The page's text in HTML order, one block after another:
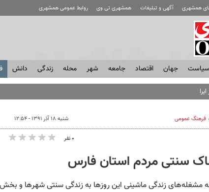
همشهری آگهی و تبلیغات همشهری تی وی روابط عمومی همشهری
سياست جهان اقتصاد جامعه شهر محله زندگی دانش
بارانی‌تر خواهد
فرهنگ عمومی شنبه ۱۸ آذر ۱۳۹۱ - ۱۲:۵۴
۰ نفر
سنتی مردم استان فارس
مشغله‌های زندگی ماشینی این روزها به زندگی سنتی شهرها و